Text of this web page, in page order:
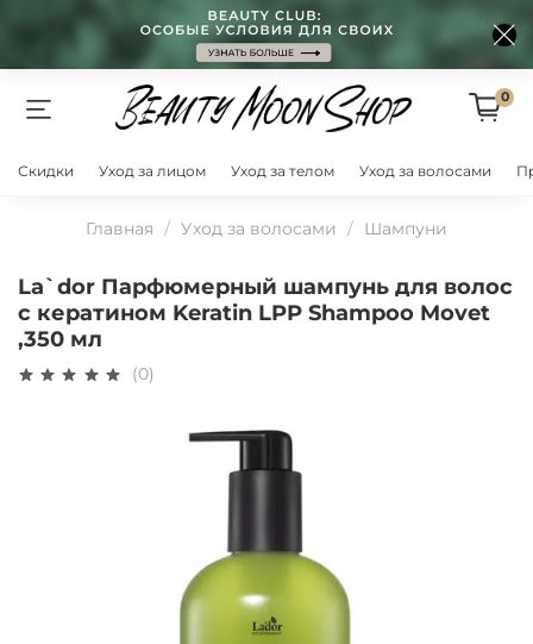
0
Скидки Уход за лицом Уход за телом Уход за волосами
Главная Уход за волосами Шампуни
La`dor Парфюмерный шампунь для волос
с кератином Keratin LPP Shampoo Movet
,350 мл
(0)